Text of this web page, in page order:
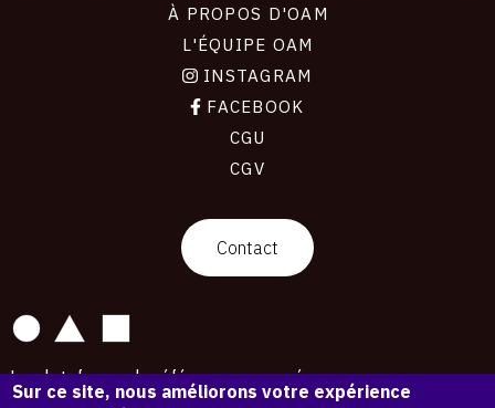
À PROPOS D'OAM
L'ÉQUIPE OAM
INSTAGRAM
FACEBOOK
CGU
CGV
Contact
La plateforme de référence pour créer,
conserver et promouvoir l'Histoire de l'Art.
Sur ce site, nous améliorons votre expérience